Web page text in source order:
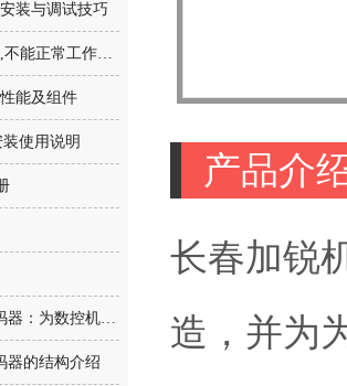
装与调试技巧
高速编码器无输出,不能正常工作是怎么回事?
能及组件
使用说明
GUBOA磁感应编码器：为数控机床主轴提供可靠测速定位
器的结构介绍
产品介
长春加锐
造，并为